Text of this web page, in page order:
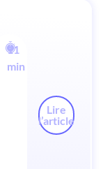
11
min
Lire
l’article